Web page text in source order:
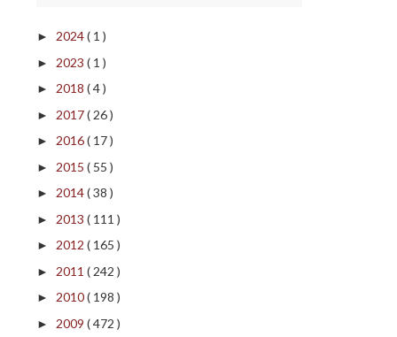
► 2024( 1 )
► 2023 ( 1 )
► 2018 ( 4 )
► 2017( 26 )
► 2016( 17 )
► 2015 ( 55 )
► 2014( 38 )
► 2013 ( 111 )
► 2012 ( 165 )
► 2011 ( 242 )
► 2010( 198 )
► 2009 ( 472 )